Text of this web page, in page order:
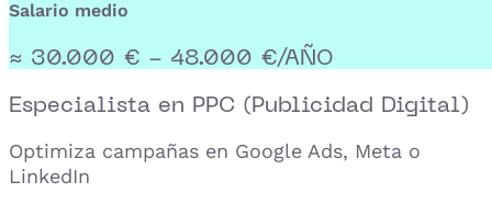
Salario medio
≈ 30.000 € - 48.000 €/AÑO
Especialista en PPC (Publicidad Digital)
Optimiza campañas en Google Ads, Meta o
LinkedIn